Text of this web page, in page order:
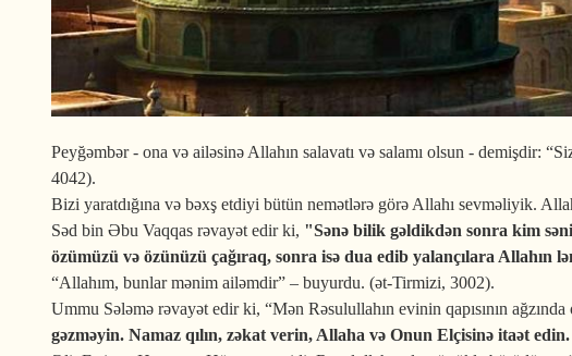
Peyğəmbər - ona və ailəsinə Allahın salavatı və salamı olsun - demişdir:
4042).
Bizi yaratdığına və bəxş etdiyi bütün nemətlərə görə Allahı sevməliyik.
Səd bin Əbu Vaqqas rəvayət edir ki, "Sənə bilik gəldikdən sonra kim
özümüzü və özünüzü çağıraq, sonra isə dua edib yalançılara Allahın
“Allahım, bunlar mənim ailəmdir” – buyurdu. (ət-Tirmizi, 3002).
Ummu Sələmə rəvayət edir ki, “Mən Rəsulullahın evinin qapısının
gəzməyin. Namaz qılın, zəkat verin, Allaha və Onun Elçisinə itaət